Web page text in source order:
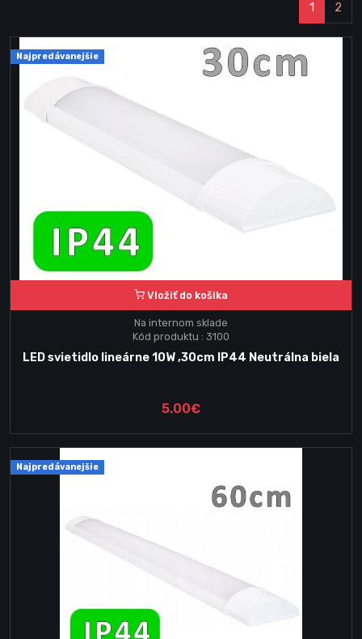
1 2
Najpredávanejšie
Vložiť do košika
Na internom sklade
Kód produktu : 3100
LED svietidlo lineárne 10W ,30cm IP44 Neutrálna biela
5.00€
Najpredávanejšie